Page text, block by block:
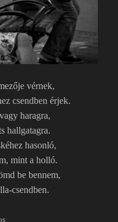
vérnek,
csendben érjek.
haragra,
hallgatagra.
hasonló,
mint a holló.
be bennem,
csendben.